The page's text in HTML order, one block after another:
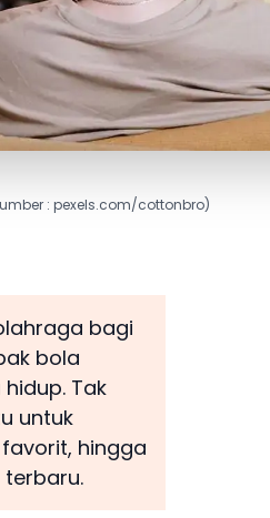
: pexels.com/cottonbro)
bagi
bola
Tak
untuk
hingga